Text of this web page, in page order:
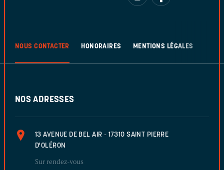
NOUS CONTACTER HONORAIRES MENTIONS LÉGALES
NOS ADRESSES
13 AVENUE DE BEL AIR - 17310 SAINT PIERRE
D'OLÉRON
Sur rendez-vous